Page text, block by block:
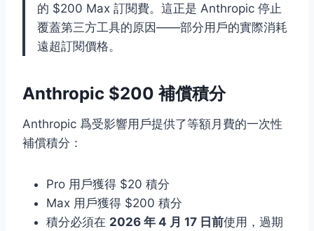
的 $200 Max 訂閱費。這正是 Anthropic 停止
覆蓋第三方工具的原因——部分用戶的實際消耗
遠超訂閱價格。
Anthropic $200 補償積分
Anthropic 爲受影響用戶提供了等額月費的一次性
補償積分：
Pro 用戶獲得 $20 積分
Max 用戶獲得 $200 積分
積分必須在 2026 年 4 月 17 日前使用，過期